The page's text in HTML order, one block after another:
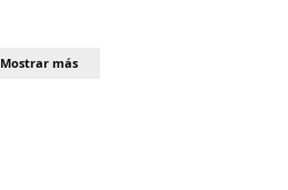
Mostrar más